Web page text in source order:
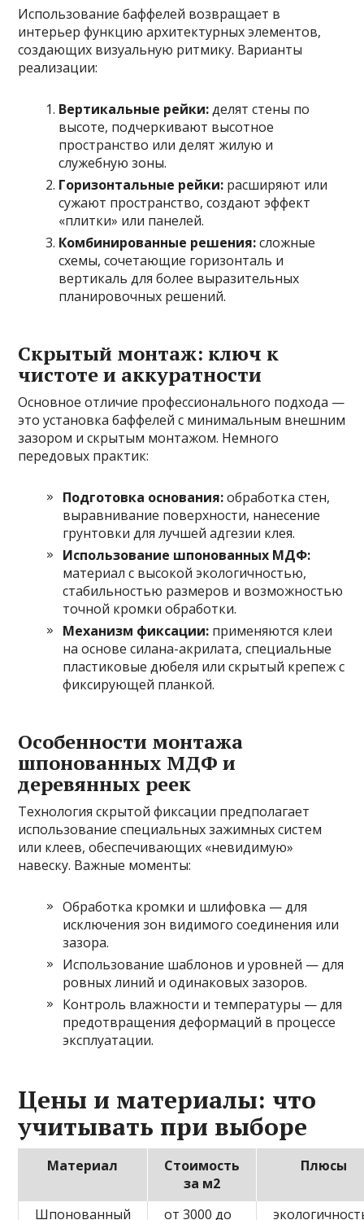
Использование баффелей возвращает в
интерьер функцию архитектурных элементов,
создающих визуальную ритмику. Варианты
реализации:
Вертикальные рейки:делят стены по
высоте, подчеркивают высотное
пространство или делят жилую и
служебную зоны.
Горизонтальные рейки: расширяют или
сужают пространство, создают эффект
«плитки» или панелей.
Комбинированные решения:сложные
схемы, сочетающие горизонталь и
вертикаль для более выразительных
планировочных решений.
Скрытый монтаж: ключ к
чистоте и аккуратности
Основное отличие профессионального подхода —
это установка баффелей с минимальным внешним
зазором и скрытым монтажом. Немного
передовых практик:
Подготовка основания:обработка стен,
выравнивание поверхности, нанесение
грунтовки для лучшей адгезии клея.
Использование шпонованных МДФ:
материал с высокой экологичностью,
стабильностью размеров и возможностью
точной кромки обработки.
Механизм фиксации: применяются клеи
на основе силана-акрилата, специальные
пластиковые дюбеля или скрытый крепеж с
фиксирующей планкой.
Особенности монтажа
шпонованных МДФ и
деревянных реек
Технология скрытой фиксации предполагает
использование специальных зажимных систем
или клеев, обеспечивающих «невидимую»
навеску. Важные моменты:
Обработка кромки и шлифовка — для
исключения зон видимого соединения или
зазора.
Использование шаблонов и уровней — для
ровных линий и одинаковых зазоров.
Контроль влажности и температуры — для
предотвращения деформаций в процессе
эксплуатации.
Цены и материалы: что
учитывать при выборе
Материал
Стоимость
за м2
Плюсы
Шпонованный от 3000 до